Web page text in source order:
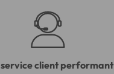
service client performant